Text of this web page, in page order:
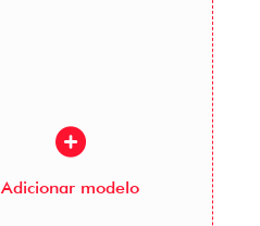
Adicionar modelo